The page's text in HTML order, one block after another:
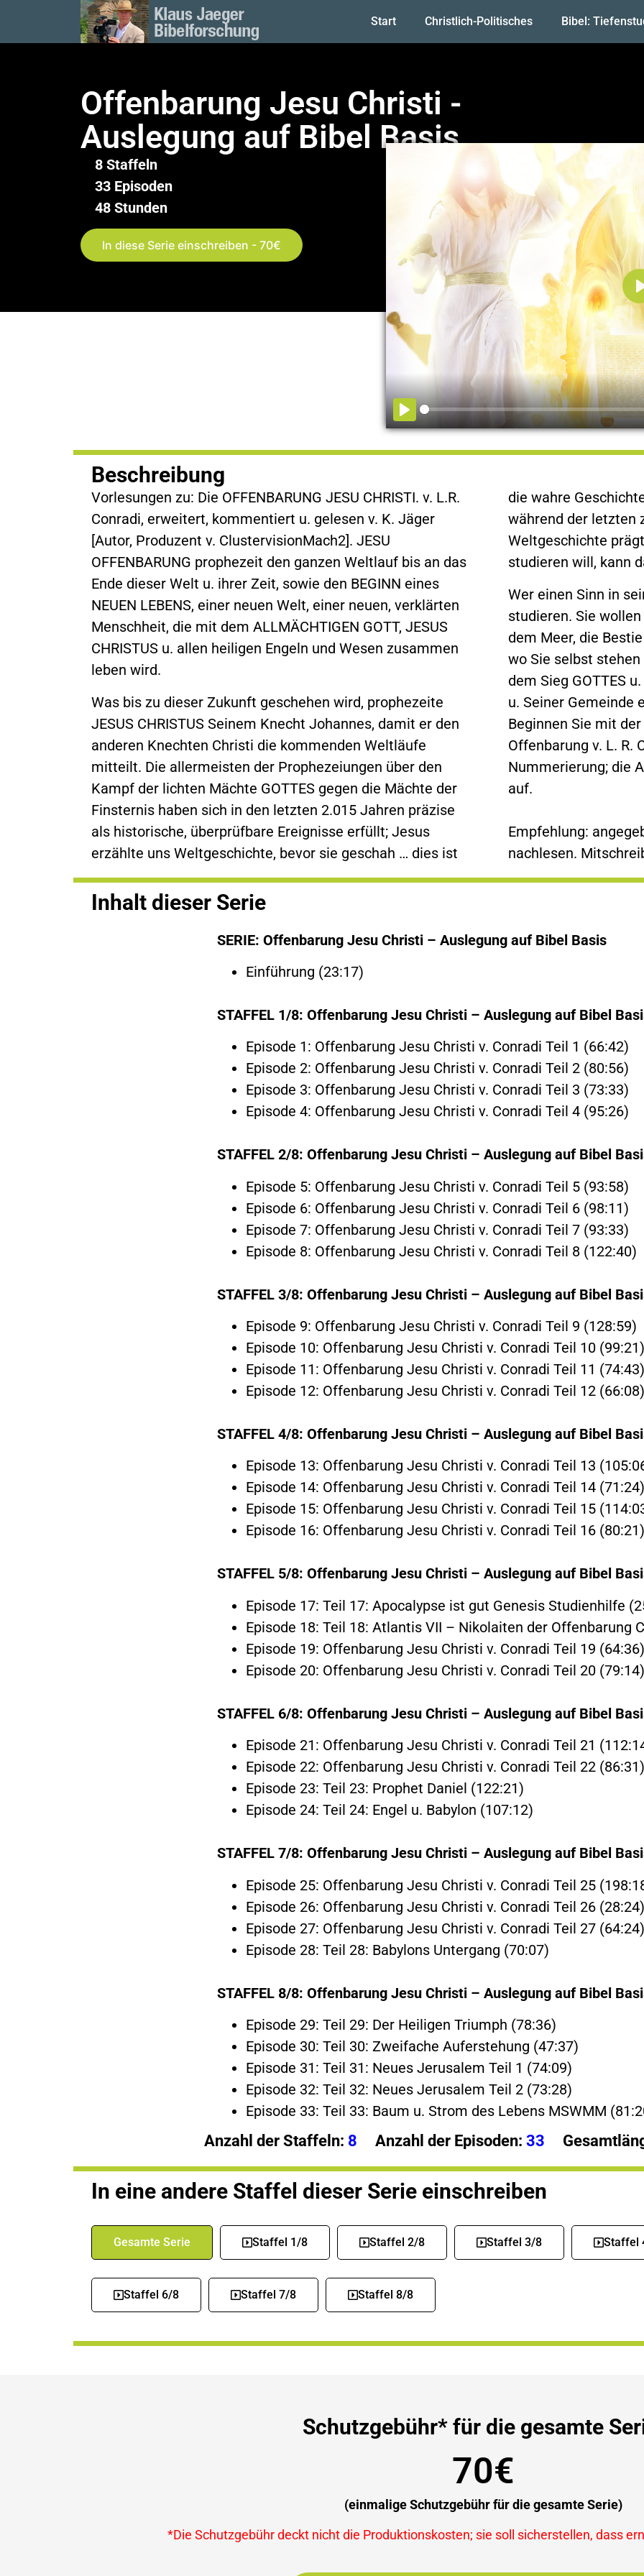
Start Christlich-Politisches Bibel:
Offenbarung Jesu Christi -
Auslegung auf Bibel Basis
8 Staffeln
33 Episoden
48 Stunden
In diese Serie einschreiben - 70€
Beschreibung
Vorlesungen zu: Die OFFENBARUNG JESU CHRISTI. v. L.R.
Conradi, erweitert, kommentiert u. gelesen v. K. Jäger
[Autor, Produzent v. ClustervisionMach2]. JESU
OFFENBARUNG prophezeit den ganzen Weltlauf bis an das
Ende dieser Welt u. ihrer Zeit, sowie den BEGINN eines
NEUEN LEBENS, einer neuen Welt, einer neuen, verklärten
Menschheit, die mit dem ALLMÄCHTIGEN GOTT, JESUS
CHRISTUS u. allen heiligen Engeln und Wesen zusammen
leben wird.
Was bis zu dieser Zukunft geschehen wird, prophezeite
JESUS CHRISTUS Seinem Knecht Johannes, damit er den
anderen Knechten Christi die kommenden Weltläufe
mitteilt. Die allermeisten der Prophezeiungen über den
Kampf der lichten Mächte GOTTES gegen die Mächte der
Finsternis haben sich in den letzten 2.015 Jahren präzise
als historische, überprüfbare Ereignisse erfüllt; Jesus
erzählte uns Weltgeschichte, bevor sie geschah … dies ist
die wahre
während der letzten
Weltgeschichte
studieren will, kann
Wer einen Sinn in
studieren. Sie
dem Meer, die
wo Sie selbst
dem Sieg GOTTES
u. Seiner Gemeinde
Beginnen Sie mit
Offenbarung v. L. R.
Nummerierung; die
auf.
Empfehlung:
nachlesen.
Inhalt dieser Serie
SERIE: Offenbarung Jesu Christi – Auslegung auf Bibel Basis
Einführung (23:17)
STAFFEL 1/8: Offenbarung Jesu Christi – Auslegung auf Bibel
Episode 1: Offenbarung Jesu Christi v. Conradi Teil 1 (66:42)
Episode 2: Offenbarung Jesu Christi v. Conradi Teil 2 (80:56)
Episode 3: Offenbarung Jesu Christi v. Conradi Teil 3 (73:33)
Episode 4: Offenbarung Jesu Christi v. Conradi Teil 4 (95:26)
STAFFEL 2/8: Offenbarung Jesu Christi – Auslegung auf Bibel
Episode 5: Offenbarung Jesu Christi v. Conradi Teil 5 (93:58)
Episode 6: Offenbarung Jesu Christi v. Conradi Teil 6 (98:11)
Episode 7: Offenbarung Jesu Christi v. Conradi Teil 7 (93:33)
Episode 8: Offenbarung Jesu Christi v. Conradi Teil 8 (122:40)
STAFFEL 3/8: Offenbarung Jesu Christi – Auslegung auf Bibel
Episode 9: Offenbarung Jesu Christi v. Conradi Teil 9 (128:59)
Episode 10: Offenbarung Jesu Christi v. Conradi Teil 10 (99:21)
Episode 11: Offenbarung Jesu Christi v. Conradi Teil 11 (74:43)
Episode 12: Offenbarung Jesu Christi v. Conradi Teil 12 (66:08)
STAFFEL 4/8: Offenbarung Jesu Christi – Auslegung auf Bibel
Episode 13: Offenbarung Jesu Christi v. Conradi Teil 13
Episode 14: Offenbarung Jesu Christi v. Conradi Teil 14 (71:24)
Episode 15: Offenbarung Jesu Christi v. Conradi Teil 15
Episode 16: Offenbarung Jesu Christi v. Conradi Teil 16 (80:21)
STAFFEL 5/8: Offenbarung Jesu Christi – Auslegung auf Bibel
Episode 17: Teil 17: Apocalypse ist gut Genesis Studienhilfe
Episode 18: Teil 18: Atlantis VII – Nikolaiten der Offenbarung
Episode 19: Offenbarung Jesu Christi v. Conradi Teil 19 (64:36)
Episode 20: Offenbarung Jesu Christi v. Conradi Teil 20 (79:14)
STAFFEL 6/8: Offenbarung Jesu Christi – Auslegung auf Bibel
Episode 21: Offenbarung Jesu Christi v. Conradi Teil 21
Episode 22: Offenbarung Jesu Christi v. Conradi Teil 22 (86:31)
Episode 23: Teil 23: Prophet Daniel (122:21)
Episode 24: Teil 24: Engel u. Babylon (107:12)
STAFFEL 7/8: Offenbarung Jesu Christi – Auslegung auf Bibel
Episode 25: Offenbarung Jesu Christi v. Conradi Teil 25
Episode 26: Offenbarung Jesu Christi v. Conradi Teil 26 (28:24)
Episode 27: Offenbarung Jesu Christi v. Conradi Teil 27 (64:24)
Episode 28: Teil 28: Babylons Untergang (70:07)
STAFFEL 8/8: Offenbarung Jesu Christi – Auslegung auf Bibel
Episode 29: Teil 29: Der Heiligen Triumph (78:36)
Episode 30: Teil 30: Zweifache Auferstehung (47:37)
Episode 31: Teil 31: Neues Jerusalem Teil 1 (74:09)
Episode 32: Teil 32: Neues Jerusalem Teil 2 (73:28)
Episode 33: Teil 33: Baum u. Strom des Lebens MSWMM
Anzahl der Staffeln: 8 Anzahl der Episoden: 33
In eine andere Staffel dieser Serie einschreiben
Gesamte Serie Staffel 1/8 Staffel 2/8 Staffel 3/8 Staffel
Staffel 6/8 Staffel 7/8 Staffel 8/8
Schutzgebühr* für die gesamte
70€
(einmalige Schutzgebühr für die gesamte Serie)
*Die Schutzgebühr deckt nicht die Produktionskosten; sie soll sicherstellen, dass